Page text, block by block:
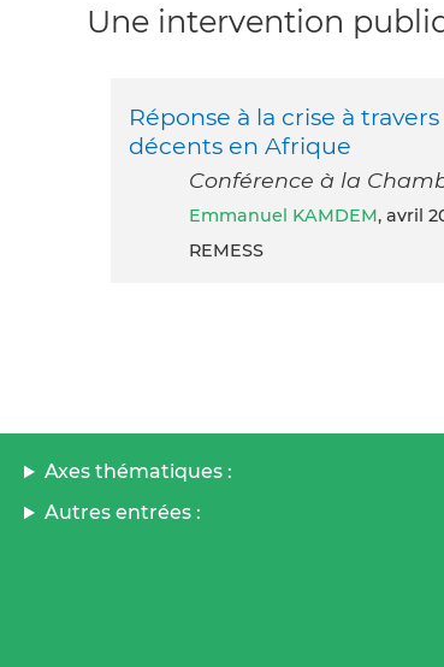
Une intervention
Réponse à la crise à
décents en Afrique
Conférence à la
Emmanuel KAMDEM, avril
REMESS
Axes thématiques :
Autres entrées :